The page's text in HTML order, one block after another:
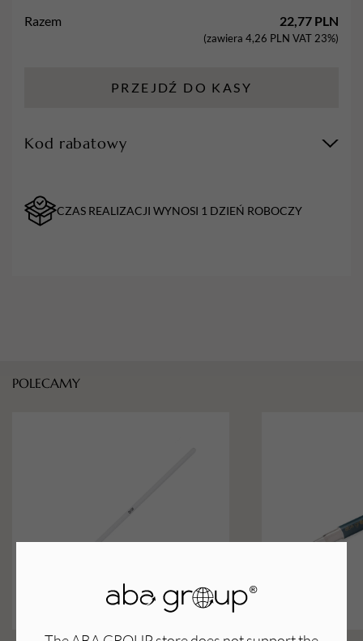
Razem 22,77 PLN
(zawiera 4,26 PLN VAT 23%)
PRZEJDŹ DO KASY
Kod rabatowy
CZAS REALIZACJI WYNOSI 1 DZIEŃ ROBOCZY
POLECAMY